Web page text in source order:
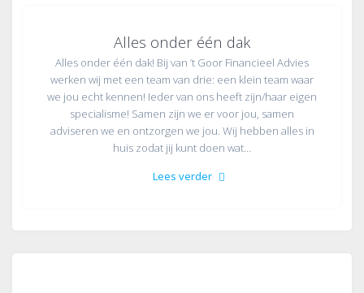
Alles onder één dak
Alles onder één dak! Bij van ’t Goor Financieel Advies
werken wij met een team van drie: een klein team waar
we jou echt kennen! Ieder van ons heeft zijn/haar eigen
specialisme! Samen zijn we er voor jou, samen
adviseren we en ontzorgen we jou. Wij hebben alles in
huis zodat jij kunt doen wat…
Lees verder